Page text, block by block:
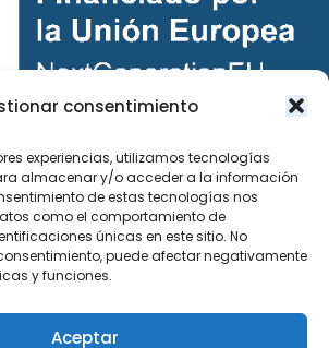
consentimiento
experiencias, utilizamos tecnologías
almacenar y/o acceder a la información
de estas tecnologías nos
como el comportamiento de
únicas en este sitio. No
puede afectar negativamente
y funciones.
Aceptar